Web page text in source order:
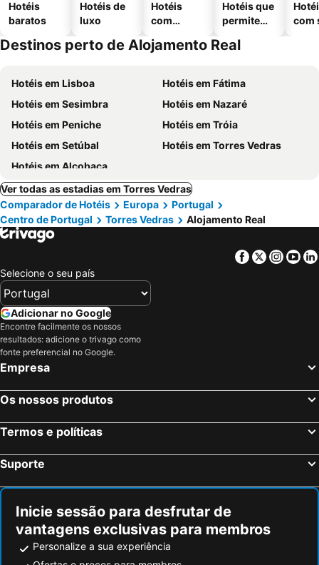
Hotéis
baratos
Hotéis de
luxo
Hotéis
com
Hotéis que
permitem
com
Destinos perto de Alojamento Real
Hotéis em Lisboa
Hotéis em Fátima
Hotéis em Sesimbra
Hotéis em Nazaré
Hotéis em Peniche
Hotéis em Tróia
Hotéis em Setúbal
Hotéis em Torres Vedras
Hotéis em Alcobaça
Ver todas as estadias em Torres Vedras
Comparador de Hotéis
Europa
Portugal
Centro de Portugal
Torres Vedras Alojamento Real
Facebook
Twitter
Selecione o seu país
Adicionar no Google
Encontre facilmente os nossos
resultados: adicione o trivago como
fonte preferencial no Google.
Empresa
Os nossos produtos
Termos e políticas
Suporte
Inicie sessão para desfrutar de
vantagens exclusivas para membros
Personalize a sua experiência